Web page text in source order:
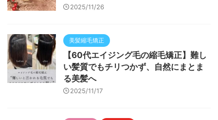
2025/11/26
美髪縮毛矯正
【60代エイジング毛の縮毛矯正】難し
い髪質でもチリつかず、自然にまとま
る美髪へ
2025/11/17